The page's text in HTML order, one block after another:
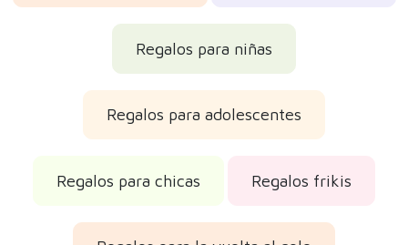
Regalos para niñas
Regalos para adolescentes
Regalos para chicas Regalos frikis